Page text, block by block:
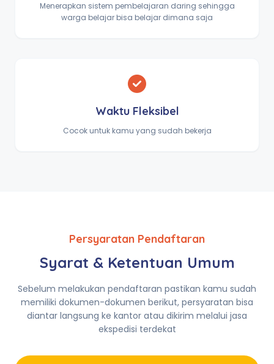
Menerapkan sistem pembelajaran daring sehingga
warga belajar bisa belajar dimana saja
Waktu Fleksibel
Cocok untuk kamu yang sudah bekerja
Persyaratan Pendaftaran
Syarat & Ketentuan Umum
Sebelum melakukan pendaftaran pastikan kamu sudah
memiliki dokumen-dokumen berikut, persyaratan bisa
diantar langsung ke kantor atau dikirim melalui jasa
ekspedisi terdekat